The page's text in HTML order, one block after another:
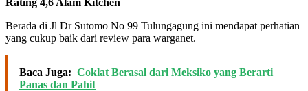
Berada di Jl Dr Sutomo No 99 Tulungagung ini mendapat perhatian
yang cukup baik dari review para warganet.
Baca Juga: Coklat Berasal dari Meksiko yang Berarti
Panas dan Pahit